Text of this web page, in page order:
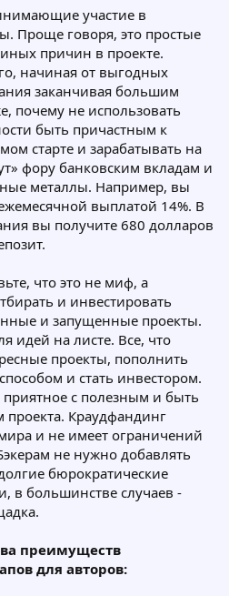
участие в
Проще говоря, это простые
причин в проекте.
начиная от выгодных
заканчивая большим
почему не использовать
быть причастным к
старте и зарабатывать на
фору банковским вкладам и
металлы. Например, вы
выплатой 14%. В
вы получите 680 долларов
что это не миф, а
и инвестировать
и запущенные проекты.
идей на листе. Все, что
проекты, пополнить
и стать инвестором.
с полезным и быть
Краудфандинг
и не имеет ограничений
не нужно добавлять
бюрократические
в большинстве случаев -
преимуществ
для авторов: